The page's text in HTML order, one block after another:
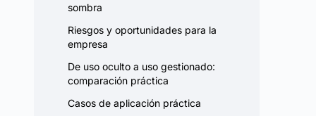
sombra
Riesgos y oportunidades para la
empresa
De uso oculto a uso gestionado:
comparación práctica
Casos de aplicación práctica